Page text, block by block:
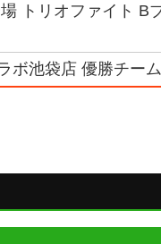
トリオファイト
ボ池袋店 優勝チ